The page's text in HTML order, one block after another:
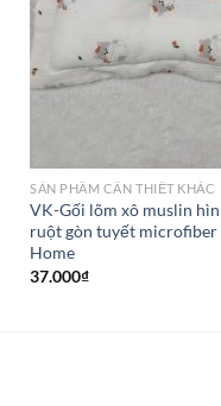
SẢN PHẦM CẦN THIẾT KHÁC
VK-Gối lõm xô muslin
ruột gòn tuyết microfiber
Home
37.000₫